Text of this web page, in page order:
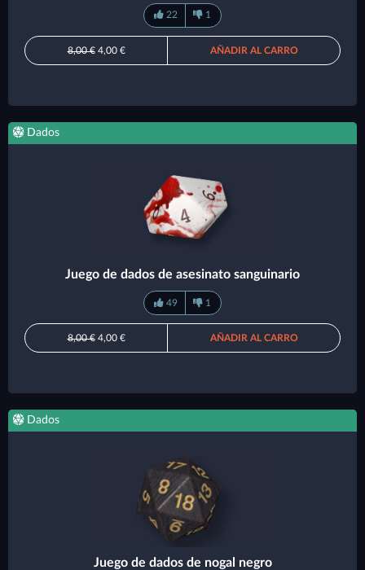
22 1
8,00 €4,00 € AÑADIR AL CARRO
Dados
Juego de dados de asesinato sanguinario
49 1
8,00 €4,00 € AÑADIR AL CARRO
Dados
Juego de dados de nogal negro